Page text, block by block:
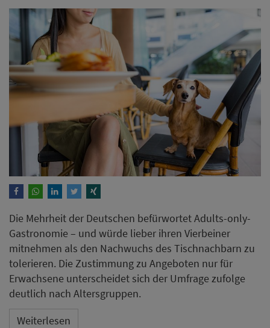
Die Mehrheit der Deutschen befürwortet Adults-only-
Gastronomie – und würde lieber ihren Vierbeiner
mitnehmen als den Nachwuchs des Tischnachbarn zu
tolerieren. Die Zustimmung zu Angeboten nur für
Erwachsene unterscheidet sich der Umfrage zufolge
deutlich nach Altersgruppen.
Weiterlesen